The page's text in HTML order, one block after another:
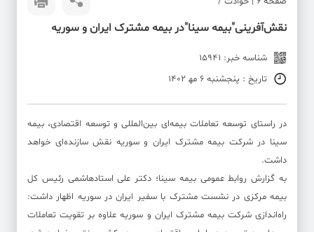
نقش‌آفرینی"بیمه سینا"در بیمه مشترک ایران و سوریه
شناسه خبر: 15941
تاریخ : پنجشنبه 6 مه‍ 1402
در راستای توسعه تعاملات بیمه‌ای بین‌المللی و توسعه اقتصادی، بیمه
سینا در شرکت بیمه مشترک ایران و سوریه نقش سازنده‌ای خواهد
داشت.
به گزارش روابط عمومی بیمه سینا؛ دکتر علی استادهاشمی رئیس کل
بیمه مرکزی در نشست مشترک با سفیر ایران در سوریه اظهار داشت:
راه‌اندازی شرکت بیمه مشترک ایران و سوریه علاوه بر تقویت تعاملات